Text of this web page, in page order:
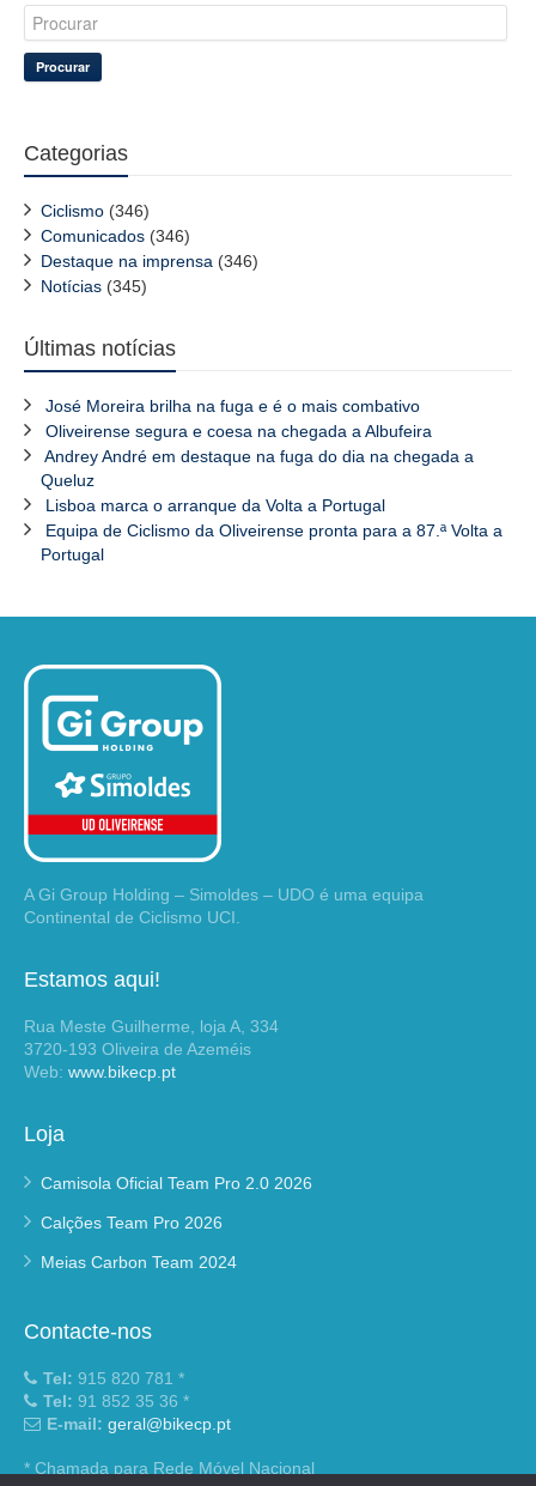
Procurar
Categorias
Ciclismo (346)
Comunicados (346)
Destaque na imprensa (346)
Notícias (345)
Últimas notícias
José Moreira brilha na fuga e é o mais combativo
Oliveirense segura e coesa na chegada a Albufeira
Andrey André em destaque na fuga do dia na chegada a
Queluz
Lisboa marca o arranque da Volta a Portugal
Equipa de Ciclismo da Oliveirense pronta para a 87.ª Volta a
Portugal
A Gi Group Holding – Simoldes – UDO é uma equipa
Continental de Ciclismo UCI.
Estamos aqui!
Rua Meste Guilherme, loja A, 334
3720-193 Oliveira de Azeméis
Web: www.bikecp.pt
Loja
Camisola Oficial Team Pro 2.0 2026
Calções Team Pro 2026
Meias Carbon Team 2024
Contacte-nos
Tel: 915 820 781 *
Tel: 91 852 35 36 *
E-mail: geral@bikecp.pt
* Chamada para Rede Móvel Nacional